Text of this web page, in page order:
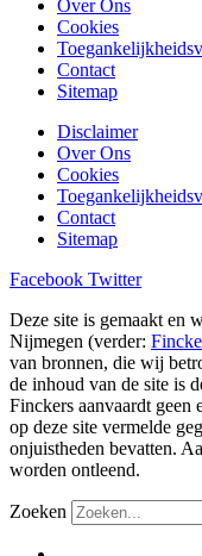
Over Ons
Cookies
Contact
Sitemap
Disclaimer
Over Ons
Cookies
Contact
Sitemap
Facebook Twitter
Deze site is gemaakt en
Nijmegen (verder:
van bronnen, die wij
de inhoud van de site is
Finckers aanvaardt geen
op deze site vermelde
onjuistheden bevatten.
worden ontleend.
Zoeken